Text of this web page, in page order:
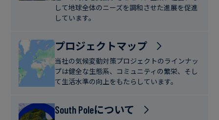
ス
テ
ナ
ブ
フ
ス
デ
ィ
ニ
ー
して地球全体のニーズを調和させた進展を促進
しています。
プロジェクトマップ
当社の気候変動対策プロジェクトのラインナッ
プは健全な生態系、コミュニティの繁栄、そし
て生活水準の向上をもたらしています。
South Poleについて